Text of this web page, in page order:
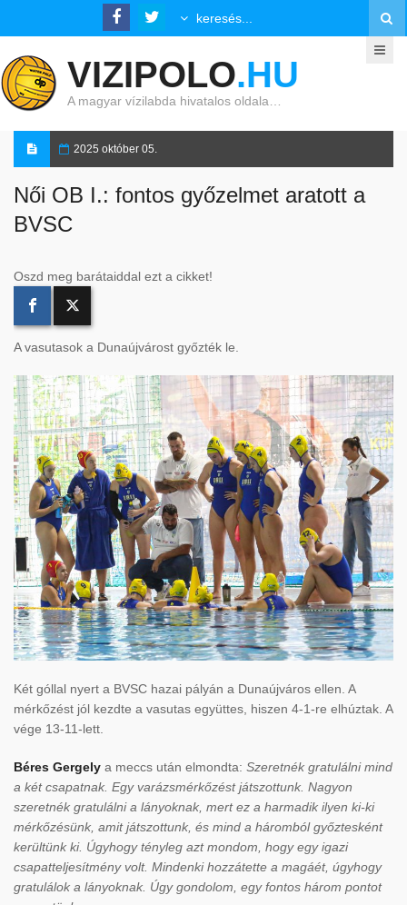
VIZIPOLO.HU
A magyar vízilabda hivatalos oldala…
2025 október 05.
Női OB I.: fontos győzelmet aratott a
BVSC
Oszd meg barátaiddal ezt a cikket!
A vasutasok a Dunaújvárost győzték le.
Két góllal nyert a BVSC hazai pályán a Dunaújváros ellen. A
mérkőzést jól kezdte a vasutas együttes, hiszen 4-1-re elhúztak. A
vége 13-11-lett.
Béres Gergely a meccs után elmondta: Szeretnék gratulálni mind
a két csapatnak. Egy varázsmérkőzést játszottunk. Nagyon
szeretnék gratulálni a lányoknak, mert ez a harmadik ilyen ki-ki
mérkőzésünk, amit játszottunk, és mind a háromból győztesként
kerültünk ki. Úgyhogy tényleg azt mondom, hogy egy igazi
csapatteljesítmény volt. Mindenki hozzátette a magáét, úgyhogy
gratulálok a lányoknak. Úgy gondolom, egy fontos három pontot